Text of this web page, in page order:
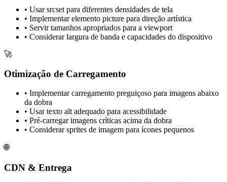
• Usar srcset para diferentes densidades de tela
• Implementar elemento picture para direção artística
• Servir tamanhos apropriados para a viewport
• Considerar largura de banda e capacidades do dispositivo
🚀
Otimização de Carregamento
• Implementar carregamento preguiçoso para imagens abaixo
da dobra
• Usar texto alt adequado para acessibilidade
• Pré-carregar imagens críticas acima da dobra
• Considerar sprites de imagem para ícones pequenos
🌐
CDN & Entrega